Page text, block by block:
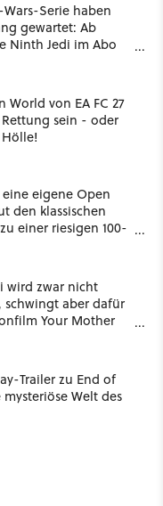
Serie haben
gewartet: Ab
Ninth Jedi im Abo
World von EA FC 27
sein - oder
eine eigene Open
den klassischen
einer riesigen 100-
wird zwar nicht
schwingt aber dafür
Your Mother
Trailer zu End of
Welt des